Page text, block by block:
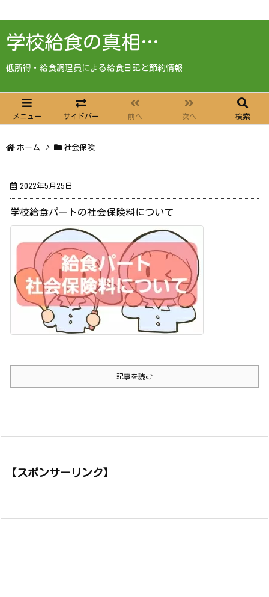
学校給食の真相…
低所得・給食調理員による給食日記と節約情報
メニュー サイドバー 前へ 次へ 検索
ホーム > 社会保険
2022年5月25日
学校給食パートの社会保険料について
記事を読む
【スポンサーリンク】